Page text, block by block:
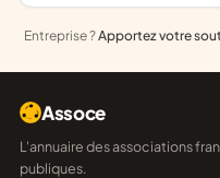
Entreprise ?Apportez votre
Assoce
L'annuaire des associations françaises, construit sur les données
publiques.